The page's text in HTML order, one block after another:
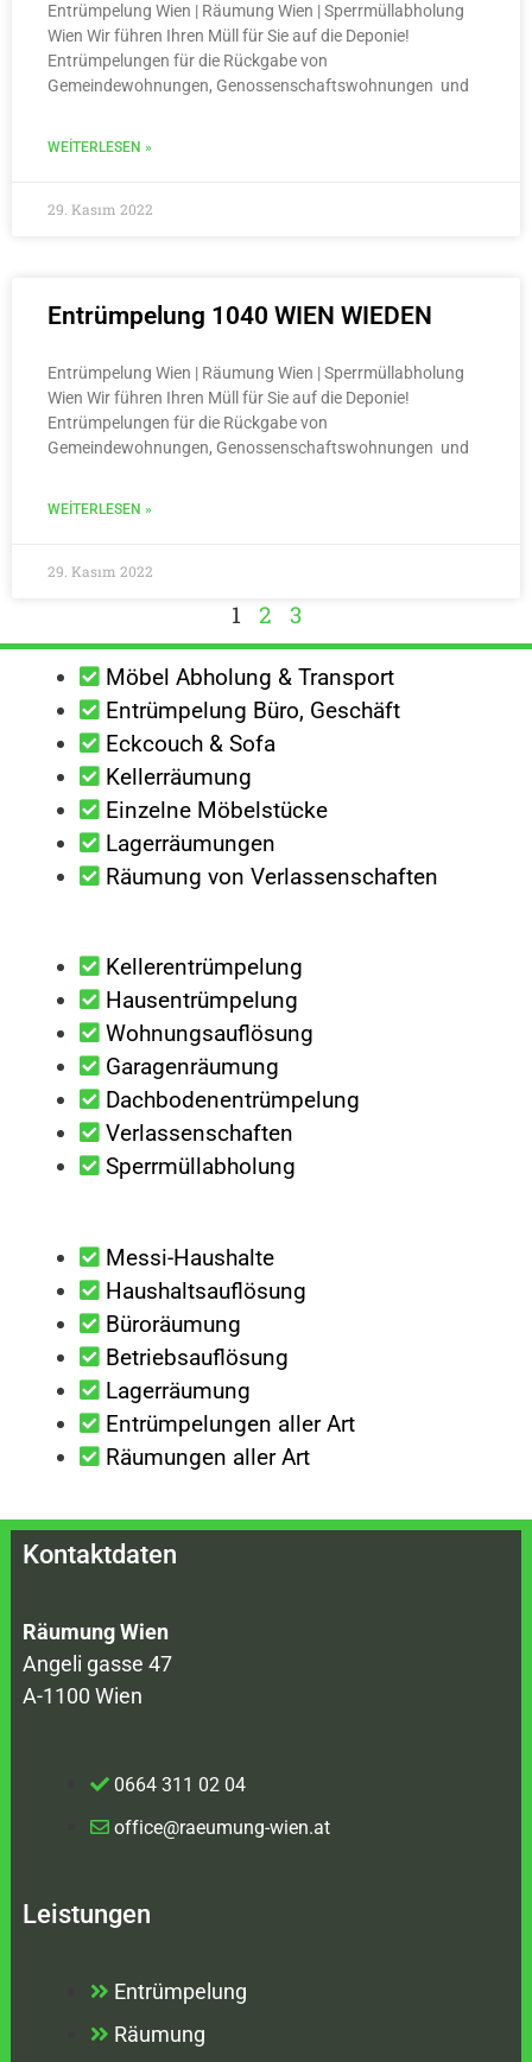
Entrümpelung Wien | Räumung Wien | Sperrmüllabholung
Wien Wir führen Ihren Müll für Sie auf die Deponie!
Entrümpelungen für die Rückgabe von
Gemeindewohnungen, Genossenschaftswohnungen und
WEITERLESEN »
29. Kasım 2022
Entrümpelung 1040 WIEN WIEDEN
Entrümpelung Wien | Räumung Wien | Sperrmüllabholung
Wien Wir führen Ihren Müll für Sie auf die Deponie!
Entrümpelungen für die Rückgabe von
Gemeindewohnungen, Genossenschaftswohnungen und
WEITERLESEN »
29. Kasım 2022
1 2 3
Möbel Abholung & Transport
Entrümpelung Büro, Geschäft
Eckcouch & Sofa
Kellerräumung
Einzelne Möbelstücke
Lagerräumungen
Räumung von Verlassenschaften
Kellerentrümpelung
Hausentrümpelung
Wohnungsauflösung
Garagenräumung
Dachbodenentrümpelung
Verlassenschaften
Sperrmüllabholung
Messi-Haushalte
Haushaltsauflösung
Büroräumung
Betriebsauflösung
Lagerräumung
Entrümpelungen aller Art
Räumungen aller Art
Kontaktdaten
Räumung Wien
Angeli gasse 47
A-1100 Wien
0664 311 02 04
office@raeumung-wien.at
Leistungen
Entrümpelung
Räumung